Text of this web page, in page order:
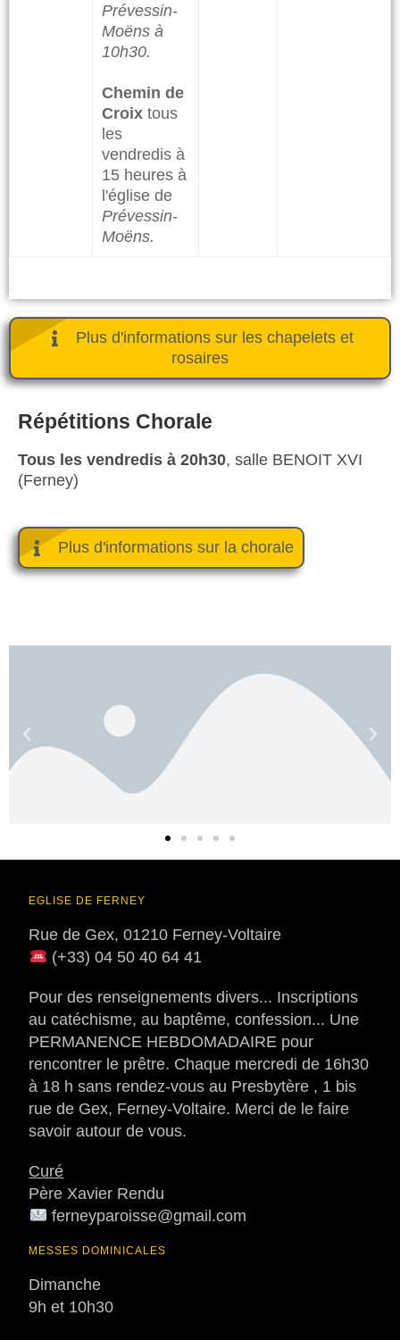
Prévessin-
Moëns à
10h30.
Chemin de
Croix tous
les
vendredis à
15 heures à
l'église de
Prévessin-
Moëns.
Plus d'informations sur les chapelets et
rosaires
Répétitions Chorale
Tous les vendredis à 20h30, salle BENOIT XVI
(Ferney)
Plus d'informations sur la chorale
EGLISE DE FERNEY
Rue de Gex, 01210 Ferney-Voltaire
(+33) 04 50 40 64 41
Pour des renseignements divers... Inscriptions
au catéchisme, au baptême, confession... Une
PERMANENCE HEBDOMADAIRE pour
rencontrer le prêtre. Chaque mercredi de 16h30
à 18 h sans rendez-vous au Presbytère , 1 bis
rue de Gex, Ferney-Voltaire. Merci de le faire
savoir autour de vous.
Curé
Père Xavier Rendu
ferneyparoisse@gmail.com
MESSES DOMINICALES
Dimanche
9h et 10h30